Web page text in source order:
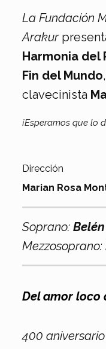
La Fundación
Arakur
Harmonia del
Fin del Mundo
clavecinista
¡Esperamos que lo
Dirección
Marian Rosa
Soprano:
Mezzosoprano:
Del amor loco
400